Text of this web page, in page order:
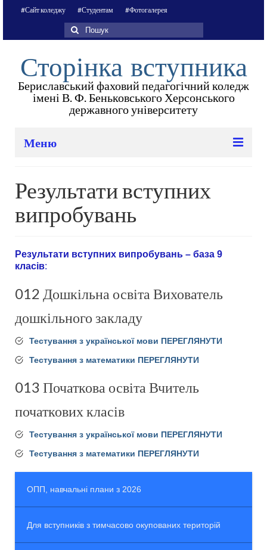
#Сайт коледжу #Студентам #Фотогалерея
Пошук
для:
Сторінка вступника
Бериславський фаховий педагогічний коледж
імені В. Ф. Беньковського Херсонського
державного університету
Меню
Усе про усну співбесіду (програма, перелік
запитань)
ОПП, навчальні плани з 2026
Контакти
Спеціальність А2 Дошкільна освіта
освіти
Кваліфікація: Вчитель початкових класів
закладу загальної середньої освіти.
Результати вступних
випробувань
Результати вступних випробувань – база 9
класів:
012 Дошкільна освіта Вихователь
дошкільного закладу
Тестування з української мови ПЕРЕГЛЯНУТИ
Тестування з математики ПЕРЕГЛЯНУТИ
013 Початкова освіта Вчитель
початкових класів
Тестування з української мови ПЕРЕГЛЯНУТИ
Тестування з математики ПЕРЕГЛЯНУТИ
ОПП, навчальні плани з 2026
Для вступників з тимчасово окупованих територій